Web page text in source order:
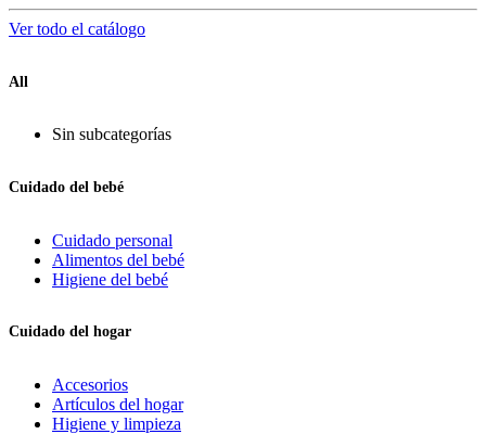
Ver todo el catálogo
All
Sin subcategorías
Cuidado del bebé
Cuidado personal
Alimentos del bebé
Higiene del bebé
Cuidado del hogar
Accesorios
Artículos del hogar
Higiene y limpieza